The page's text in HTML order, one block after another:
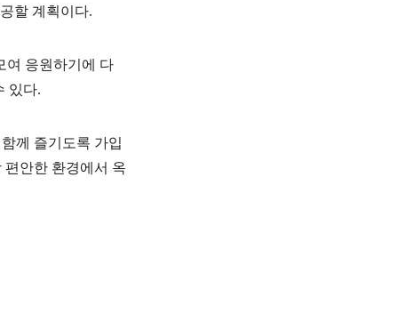
할 계획이다.
여 응원하기에 다
있다.
함께 즐기도록 가입
편안한 환경에서 옥